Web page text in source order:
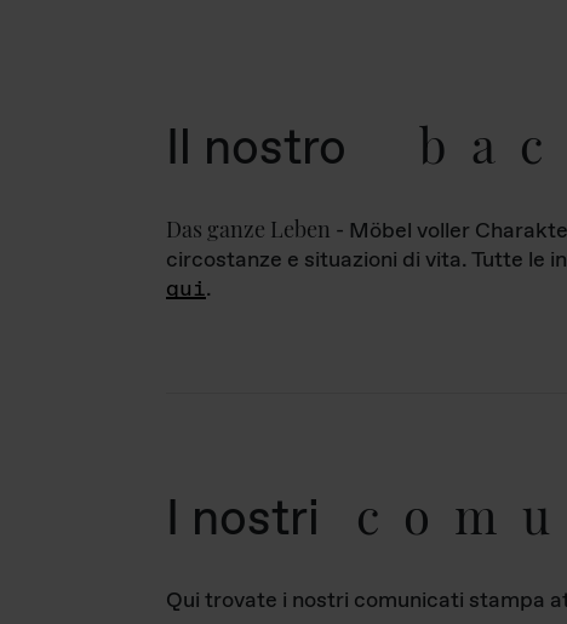
Il nostro
Das ganze Leben - Möbel voller
circostanze e situazioni di vita. Tutte le
qui.
I nostri
Qui trovate i nostri comunicati stampa